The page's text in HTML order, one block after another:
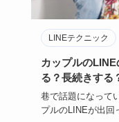
LINEテクニック
カップルの
る？長続きする
巷で話題になって
プルのLINEが出回